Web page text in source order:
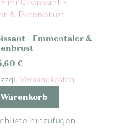
- Emmentaler &
€
zzgl. Versandkosten